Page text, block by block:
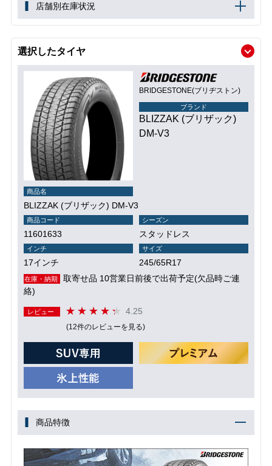
店舗別在庫状況
選択したタイヤ
BRIDGESTONE(ブリヂストン)
ブランド
BLIZZAK (ブリザック)
DM-V3
商品名
BLIZZAK (ブリザック) DM-V3
商品コード
11601633
シーズン
スタッドレス
インチ
17インチ
サイズ
245/65R17
在庫・納期
取寄せ品 10営業日前後で出荷予定(欠品時ご連
絡)
レビュー 4.25
(12件のレビューを見る)
商品特徴